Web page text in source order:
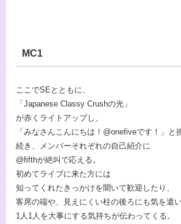
MC1
ここでSEとともに、
「Japanese Classy Crushの光」
が赤くライトアップし、
「みなさんこんにちは！@onefiveです！」と
続き、メンバーそれぞれの自己紹介に
@fifthが絶叫で応える。
初めてライブに来た方には
知ってくれたきっかけを聞いて歓迎したり、
客席の端や、見えにくい柱の後ろにも気を遣い
1人1人を大事にする気持ちが伝わってくる。